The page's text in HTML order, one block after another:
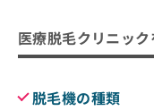
医療脱毛クリニッ
脱毛機の種類